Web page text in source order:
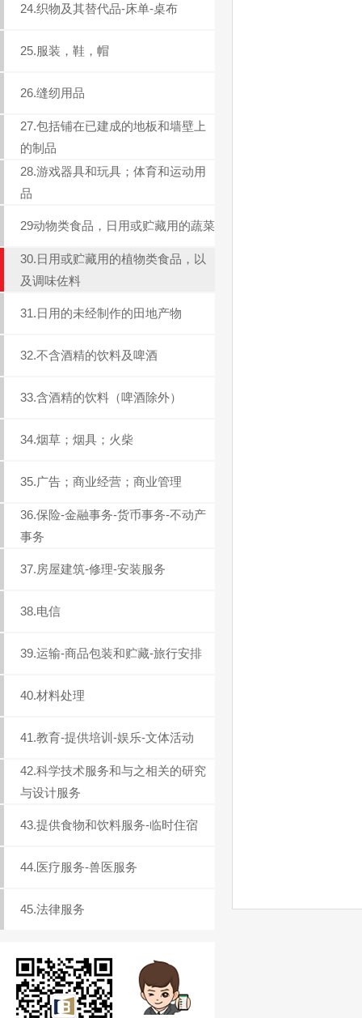
24.织物及其替代品-床单-桌布
25.服装，鞋，帽
26.缝纫用品
27.包括铺在已建成的地板和墙壁上
的制品
28.游戏器具和玩具；体育和运动用
品
29动物类食品，日用或贮藏用的蔬菜
30.日用或贮藏用的植物类食品，以
及调味佐料
31.日用的未经制作的田地产物
32.不含酒精的饮料及啤酒
33.含酒精的饮料（啤酒除外）
34.烟草；烟具；火柴
35.广告；商业经营；商业管理
36.保险-金融事务-货币事务-不动产
事务
37.房屋建筑-修理-安装服务
38.电信
39.运输-商品包装和贮藏-旅行安排
40.材料处理
41.教育-提供培训-娱乐-文体活动
42.科学技术服务和与之相关的研究
与设计服务
43.提供食物和饮料服务-临时住宿
44.医疗服务-兽医服务
45.法律服务